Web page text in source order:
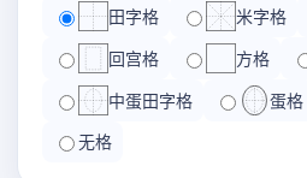
田字格 米字格
回宫格 方格
中蛋田字格 蛋格
无格